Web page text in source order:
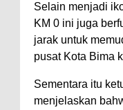
Selain menjadi
KM 0 ini juga
jarak untuk
pusat Kota Bima
Sementara itu
menjelaskan